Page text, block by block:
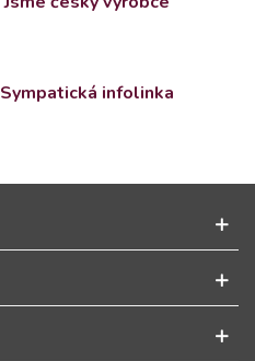
Sympatická infolinka